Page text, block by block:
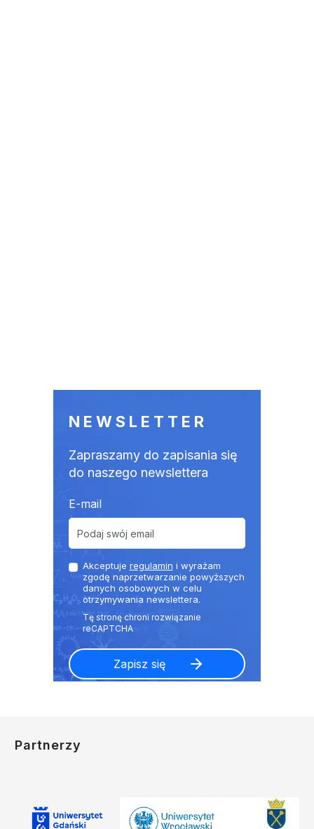
NEWSLETTER
Zapraszamy do zapisania się
do naszego newslettera
E-mail
Akceptuje regulamin i wyrażam
zgodę naprzetwarzanie powyższych
danych osobowych w celu
otrzymywania newslettera.
Partnerzy